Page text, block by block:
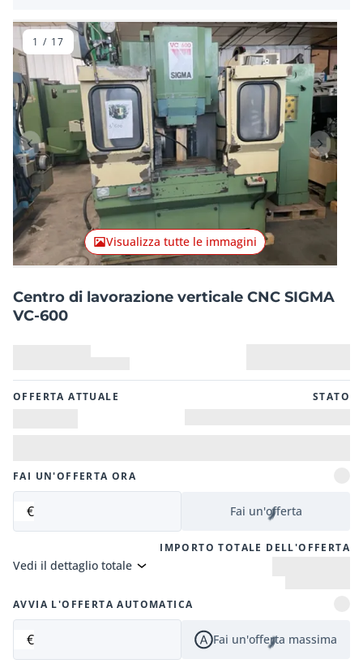
Articolo precedente Articolo
Visualizza tutte le immagini
1 / 17
Centro di lavorazione verticale CNC SIGMA
VC-600
OFFERTA ATTUALE STATO
FAI UN'OFFERTA ORA
€ Fai un'offerta
IMPORTO TOTALE DELL'OFFERTA
Vedi il dettaglio totale
AVVIA L'OFFERTA AUTOMATICA
€ Fai un'offerta massima